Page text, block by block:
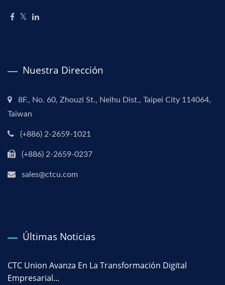
Nuestra Dirección
8F., No. 60, Zhouzi St., Neihu Dist., Taipei City 114064,
Taiwan
(+886) 2-2659-1021
(+886) 2-2659-0237
sales@ctcu.com
Últimas Noticias
CTC Union Avanza En La Transformación Digital
Empresarial...